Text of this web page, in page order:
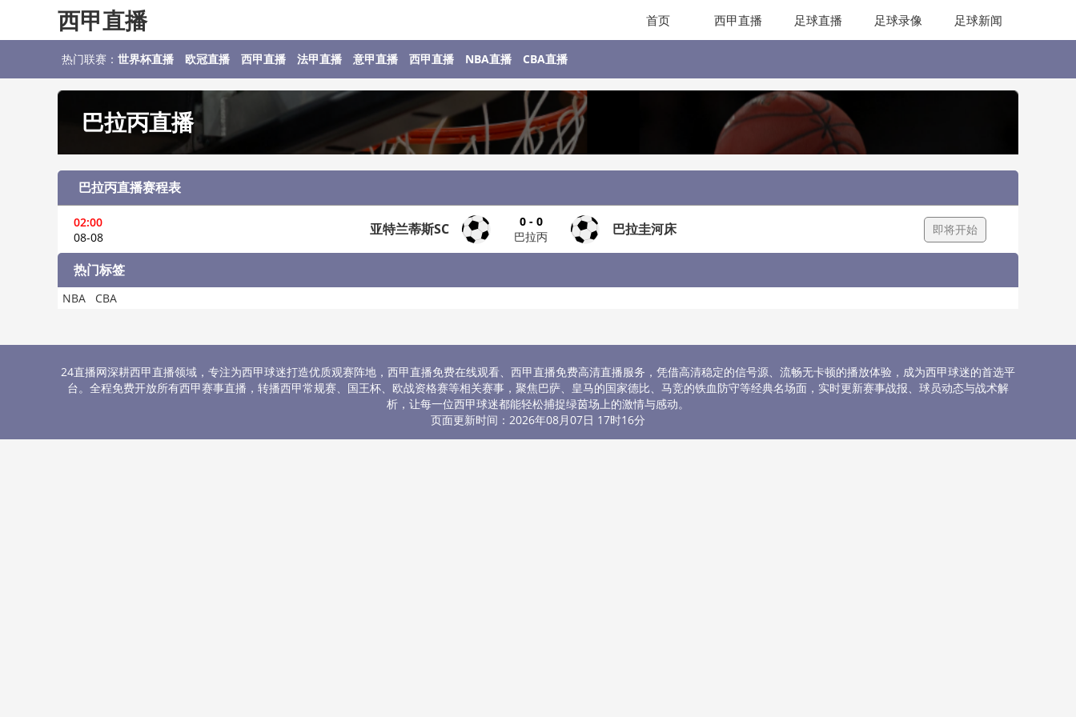
西甲直播 首页 西甲直播 足球直播 足球录像 足球新闻
热门联赛： 世界杯直播 欧冠直播 西甲直播 法甲直播 意甲直播 西甲直播 NBA直播 CBA直播
巴拉丙直播
巴拉丙直播赛程表
02:00
08-08
亚特兰蒂斯SC
0 - 0
巴拉丙
巴拉圭河床 即将开始
热门标签
NBA CBA
24直播网深耕西甲直播领域，专注为西甲球迷打造优质观赛阵地，西甲直播免费在线观看、西甲直播免费高清直播服务，凭借高清稳定的信号源、流畅无卡顿的播放体验，成为西甲球迷的首选平
台。全程免费开放所有西甲赛事直播，转播西甲常规赛、国王杯、欧战资格赛等相关赛事，聚焦巴萨、皇马的国家德比、马竞的铁血防守等经典名场面，实时更新赛事战报、球员动态与战术解
析，让每一位西甲球迷都能轻松捕捉绿茵场上的激情与感动。
页面更新时间：2026年08月07日 17时16分